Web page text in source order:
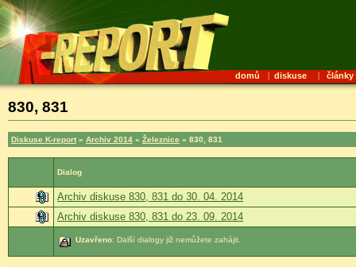
domů | diskuse | články
830, 831
Diskuse K-report » Archiv 2014 » Železnice » 830, 831
Dialog
Archiv diskuse 830, 831 do 30. 04. 2014
Archiv diskuse 830, 831 do 23. 09. 2014
Uzavřeno: Další dialogy již nemůžete zahájit.